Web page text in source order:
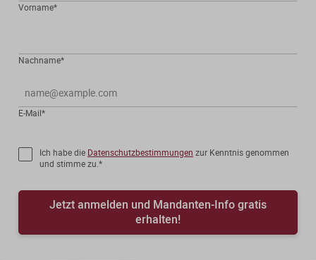
Vorname*
Nachname*
E-Mail*
Ich habe die Datenschutzbestimmungen zur Kenntnis genommen
und stimme zu.*
Jetzt anmelden und Mandanten-Info gratis
erhalten!